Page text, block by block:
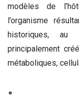
modèles de
l’organisme
historiques,
principalement
métaboliques,